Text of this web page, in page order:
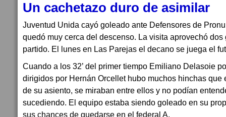
Un cachetazo duro de asimilar
Juventud Unida cayó goleado ante Defensores de
quedó muy cerca del descenso. La visita aprovechó
partido. El lunes en Las Parejas el decano se juega el
Cuando a los 32’ del primer tiempo Emiliano Delasoie
dirigidos por Hernán Orcellet hubo muchos hinchas que
de su asiento, se miraban entre ellos y no podían
sucediendo. El equipo estaba siendo goleado en su
sus chances de quedarse en el federal A.